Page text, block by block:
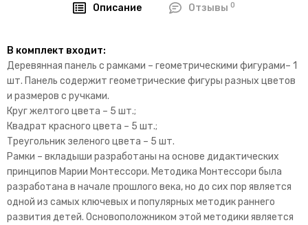
Описание Отзывы0
В комплект входит:
Деревянная панель с рамками – геометрическими фигурами– 1
шт. Панель содержит геометрические фигуры разных цветов
и размеров с ручками.
Круг желтого цвета – 5 шт.;
Квадрат красного цвета – 5 шт.;
Треугольник зеленого цвета – 5 шт.
Рамки – вкладыши разработаны на основе дидактических
принципов Марии Монтессори. Методика Монтессори была
разработана в начале прошлого века, но до сих пор является
одной из самых ключевых и популярных методик раннего
развития детей. Основоположником этой методики является